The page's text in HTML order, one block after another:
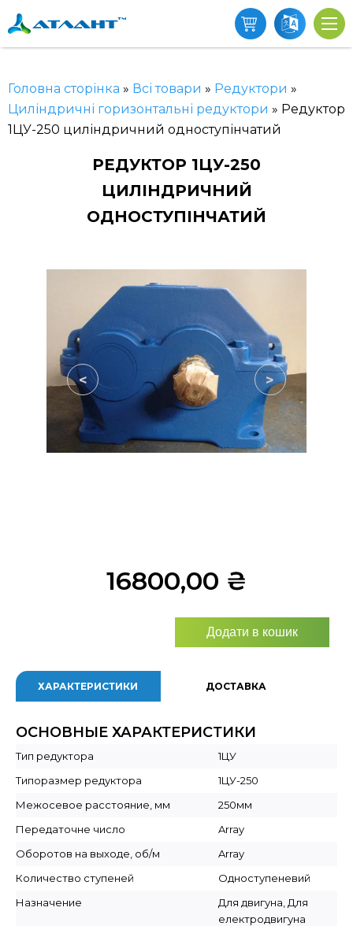
Головна сторінка » Всі товари » Редуктори »
Циліндричні горизонтальні редуктори » Редуктор
1ЦУ-250 циліндричний одноступінчатий
РЕДУКТОР 1ЦУ-250
ЦИЛІНДРИЧНИЙ
ОДНОСТУПІНЧАТИЙ
< >
16800,00 ₴
Додати в кошик
ХАРАКТЕРИСТИКИ ДОСТАВКА
ОСНОВНЫЕ ХАРАКТЕРИСТИКИ
Тип редуктора
1ЦУ
Типоразмер редуктора
1ЦУ-250
Межосевое расстояние, мм
250мм
Передаточне число
Array
Оборотов на выходе, об/м
Array
Количество ступеней
Одноступеневий
Назначение
Для двигуна, Для
електродвигуна